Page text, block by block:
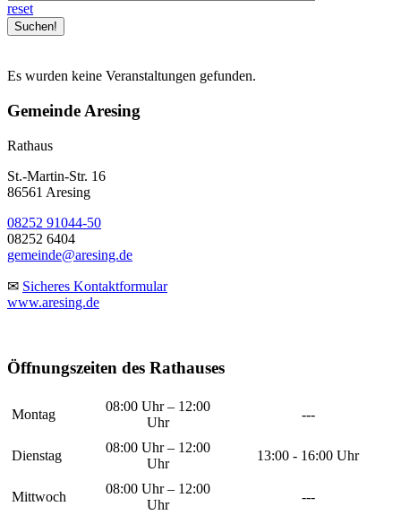
reset
Es wurden keine Veranstaltungen gefunden.
Gemeinde Aresing
Rathaus
St.-Martin-Str. 16
86561 Aresing
08252 91044-50
08252 6404
gemeinde@aresing.de
✉ Sicheres Kontaktformular
www.aresing.de
Öffnungszeiten des Rathauses
Montag
08:00 Uhr – 12:00
Uhr
---
Dienstag
08:00 Uhr – 12:00
Uhr
13:00 - 16:00 Uhr
Mittwoch
08:00 Uhr – 12:00
Uhr
---